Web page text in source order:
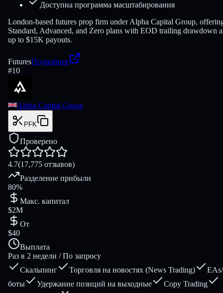
Доступна программа масштабирования
London-based futures prop firm under Alpha Capital Group,
Standard, Advanced, and Zero plans with EOD trailing drawdown
up to $15K payouts.
FuturesПодробнее
#10
Alpha Capital Group
PFK
Проверено
4.7(17,775 отзывов)
Разделение прибыли
80%
Макс. капитал
$2M
От
$40
Выплата
Раз в 2 недели / По запросу
Скальпинг
Торговля на новостях (News Trading)
EAs/
боты
Удержание позиций на выходные
Copy Trading